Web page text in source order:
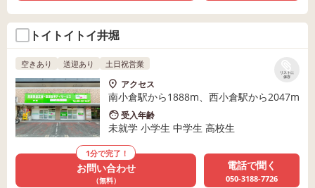
トイトイトイ井堀
リストに
保存
空きあり 送迎あり 土日祝営業
アクセス
南小倉駅から1888m、西小倉駅から2047m
受入年齢
未就学 小学生 中学生 高校生
1分で完了！
お問い合わせ
（無料）
電話で聞く
050-3188-7726